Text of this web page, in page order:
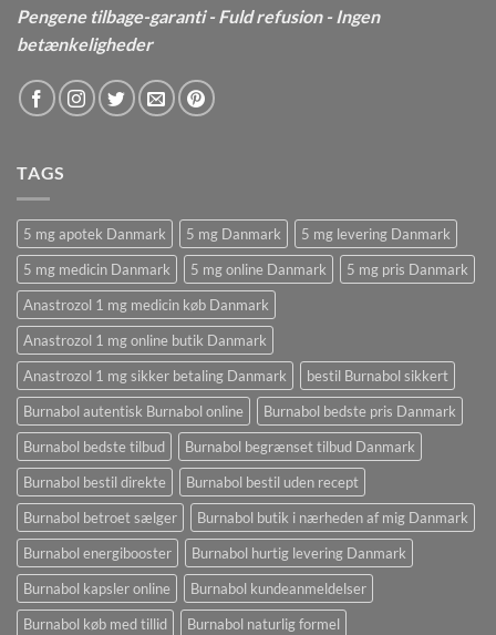
Pengene tilbage-garanti - Fuld refusion - Ingen
betænkeligheder
TAGS
5 mg apotek Danmark 5 mg Danmark
5 mg levering Danmark
5 mg medicin Danmark
5 mg online Danmark
5 mg pris Danmark
Anastrozol 1 mg medicin køb Danmark
Anastrozol 1 mg online butik Danmark
Anastrozol 1 mg sikker betaling Danmark
bestil Burnabol sikkert
Burnabol autentisk Burnabol online
Burnabol bedste pris Danmark
Burnabol bedste tilbud
Burnabol begrænset tilbud Danmark
Burnabol bestil direkte
Burnabol bestil uden recept
Burnabol betroet sælger
Burnabol butik i nærheden af ​​mig Danmark
Burnabol energibooster
Burnabol hurtig levering Danmark
Burnabol kapsler online
Burnabol kundeanmeldelser
Burnabol køb med tillid
Burnabol naturlig formel